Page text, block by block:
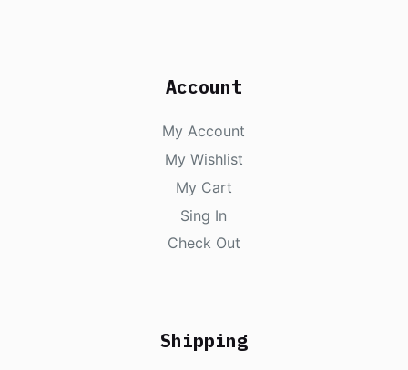
Account
My Account
My Wishlist
My Cart
Sing In
Check Out
Shipping